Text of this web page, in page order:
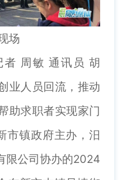
场
周敏 通讯员 胡
业人员回流，推动
助求职者实现家门
市镇政府主办，汨
限公司协办的2024